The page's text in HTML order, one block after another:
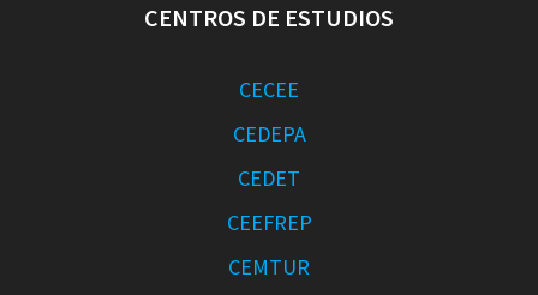
CENTROS DE ESTUDIOS
CECEE
CEDEPA
CEDET
CEEFREP
CEMTUR